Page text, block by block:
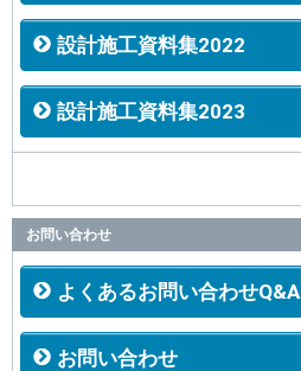
設計施工資料集2022
設計施工資料集2023
お問い合わせ
よくあるお問い合わせQ&A
お問い合わせ